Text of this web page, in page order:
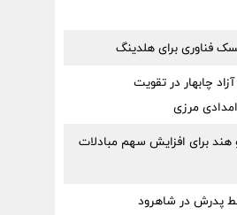
چابهار در تقویت
مرزی
برای افزایش سهم مبادلات
پدرش در شاهرود